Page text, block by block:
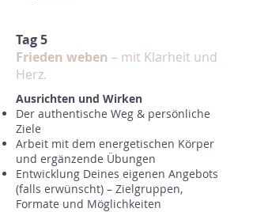
Tag 5
Frieden weben – mit Klarheit und
Herz.
Ausrichten und Wirken
Der authentische Weg & persönliche
Ziele
Arbeit mit dem energetischen Körper
und ergänzende Übungen
Entwicklung Deines eigenen Angebots
(falls erwünscht) – Zielgruppen,
Formate und Möglichkeiten